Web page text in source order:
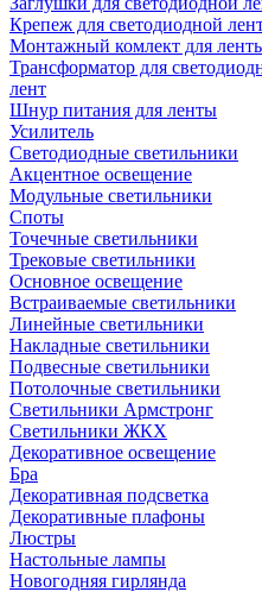
Крепеж для светодиодной
Монтажный комлект для
Трансформатор для
лент
Шнур питания для ленты
Усилитель
Светодиодные светильники
Акцентное освещение
Модульные светильники
Споты
Точечные светильники
Трековые светильники
Основное освещение
Встраиваемые светильники
Линейные светильники
Накладные светильники
Подвесные светильники
Потолочные светильники
Светильники Армстронг
Светильники ЖКХ
Декоративное освещение
Бра
Декоративная подсветка
Декоративные плафоны
Люстры
Настольные лампы
Новогодняя гирлянда